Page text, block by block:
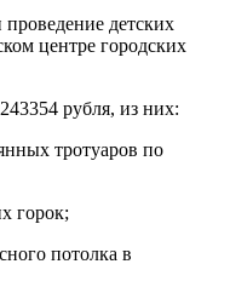
детских
центре городских
рубля, из них:
тротуаров по
горок;
потолка в